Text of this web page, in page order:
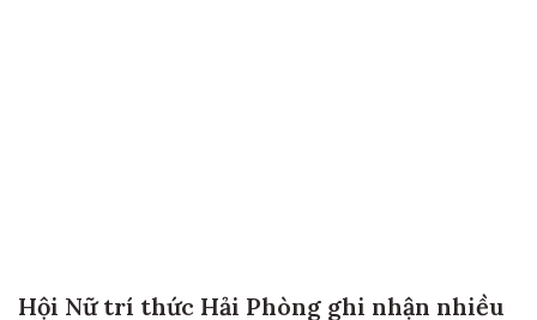
Hội Nữ trí thức Hải Phòng ghi nhận nhiều